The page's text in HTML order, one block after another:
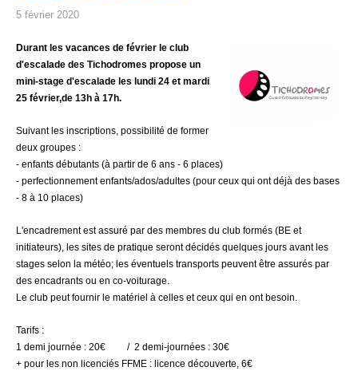
5 février 2020
Durant les vacances de février le club
d'escalade des Tichodromes propose un
mini-stage d'escalade les lundi 24 et mardi
25 février,de 13h à 17h.
Suivant les inscriptions, possibilité de former
deux groupes :
- enfants débutants (à partir de 6 ans - 6 places)
- perfectionnement enfants/ados/adultes (pour ceux qui ont déjà des bases
- 8 à 10 places)
L'encadrement est assuré par des membres du club formés (BE et
initiateurs), les sites de pratique seront décidés quelques jours avant les
stages selon la météo; les éventuels transports peuvent être assurés par
des encadrants ou en co-voiturage.
Le club peut fournir le matériel à celles et ceux qui en ont besoin.
Tarifs :
1 demi journée : 20€ / 2 demi-journées : 30€
+ pour les non licenciés FFME : licence découverte, 6€